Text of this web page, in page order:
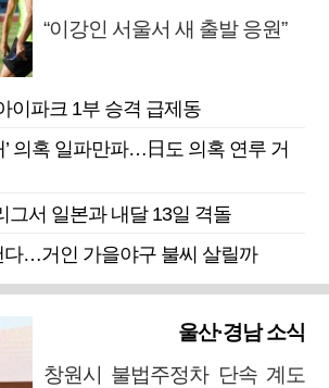
“이강인 서울서 새 출발 응원”
파크 1부 승격 급제동
’ 의혹 일파만파…日도 의혹 연루 거
그서 일본과 내달 13일 격돌
다…거인 가을야구 불씨 살릴까
울산·경남 소식
창원시 불법주정차 단속 계도